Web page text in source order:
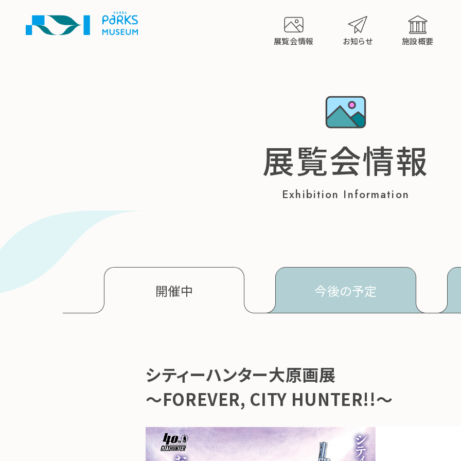
展覧会情報 お知らせ 施設概要
展覧会情報
Exhibition Information
開催中 今後の予定
シティーハンター大原画展
～FOREVER, CITY HUNTER!!～